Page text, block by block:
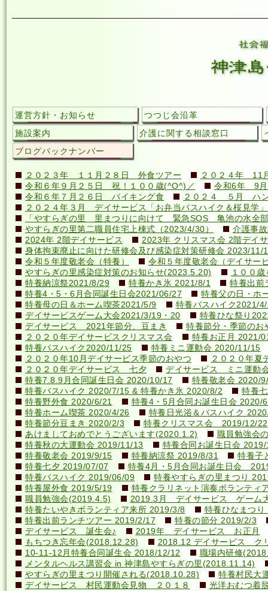
運営方針・お知らせ
つつじ会沿革
施設案内
介護に関する相談窓口
ブログバックナンバー
２０２３年 １１月２８日 外食ツアー
２０２４年 11
令和６年９月２５日 祝！１００歳(^O^)／
令和6年 9
令和６年７月２６日 バイキング食
２０２４ ５月 ハ
２０２４年３月 デイサービス「お弁当バスハイク＆桜見学」
「やすらぎの里 里まつりに向けて 緊急SOS 亀池の水全
やすらぎの里第二職員住宅上棟式（2023/4/30）
介護事
2024年 2階デイサービス
2023年 クリスマス会 2階デイ
身体拘束廃止に向けた研修会及び感染症対策研修会 2023/11/
令和５年度敬老会（特養）
令和５年度敬老会（デイサー
やすらぎの里感染症対策のお知らせ(2023.5.20)
１００
特養納涼祭2021/8/29
特養かき氷 2021/8/1
特養出前
特養4・5・6月合同誕生日会2021/06/27
特養父の日・ホ
特養母の日＆ホーム喫茶2021/5/9
特養バスハイク2021/
デイサービスゲーム大会2021/3/19・20
特養ひな祭り
デイサービス 2021年節分、豆まき
特養節分・季節の
２０２０年デイサービスクリスマス会
特養お正月 2021/
特養バスハイク2020/11/25
特養ミニ運動会 2020/11/15
２０２０年10月デイサービス季節のおやつ
２０２０年夏
２０２０年デイサービス 七夕
デイサービス ミニ運動
特養7.8.9月合同誕生日会 2020/10/17
特養敬老会 2020/
特養バスハイク 2020/7/15 & 特養かき氷 2020/8/2
特養
特養野外食 2020/6/21
特養4・5月合同お誕生日会 2020/
特養ホーム喫茶 2020/4/26
特養日光浴＆バスハイク
特養節分豆まき 2020/2/3
特養クリスマス会 2019/12/22
あけましておめでとうございます(2020.1.2)
職員勉強会
特養秋の大運動会 2019/11/13
特養合同お誕生日会
特養敬老会 2019/9/15
特養納涼祭 2019/8/31
特養子
特養七夕 2019/07/07
特養4月・5月合同お誕生日会
特養バスハイク 2019/06/09
特養やすらぎの里まつり
特養屋外食 2019/5/19
特養クラリネット演奏ボランティ
職員勉強会(2019.4.5)
2019.3月 デイサービス ゲーム
特養たいやきボランティア来所 2019/3/8
特養ひなまつ
特養出前ランチツアー 2019/2/17
特養の節分 2019/2/3
デイサービス 誕生会♪
2019年 デイサービス お正月
もちつき忘年会(2018.12.28)
2018.12 デイサービス ク
10-11-12月特養合同誕生会 2018/12/12
職場内研修
メンタルヘルス講習会 in 神津島やすらぎの里(2018.11.14)
やすらぎの里まつり開催される(2018.10.28)
特養村民大
デイサービス 村民運動会見物 ２０１８
光洋おむつ着